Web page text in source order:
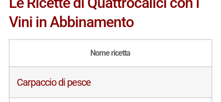
Vini in Abbinamento
Nome ricetta
Carpaccio di pesce